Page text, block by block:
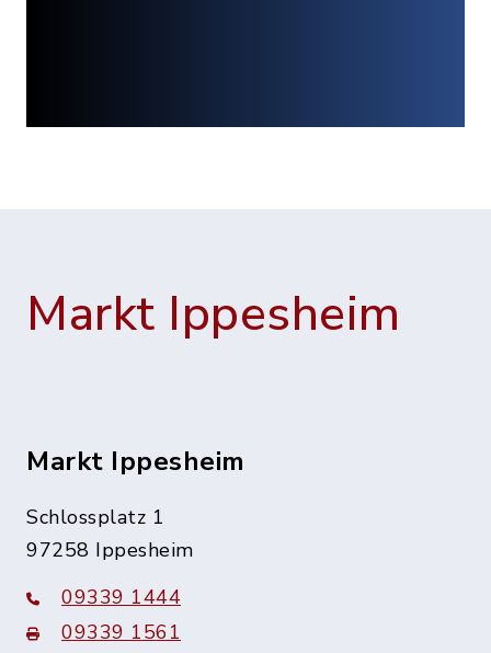
Markt Ippesheim
Markt Ippesheim
Schlossplatz 1
97258 Ippesheim
09339 1444
09339 1561